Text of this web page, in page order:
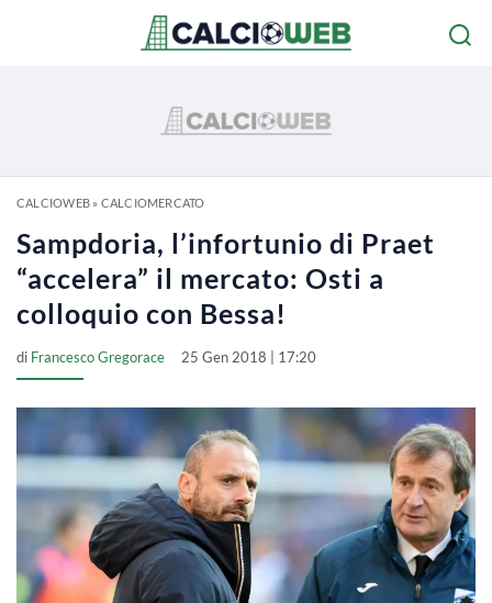
CALCIOWEB» CALCIOMERCATO
Sampdoria, l’infortunio di Praet
“accelera” il mercato: Osti a
colloquio con Bessa!
di Francesco Gregorace 25 Gen 2018 | 17:20